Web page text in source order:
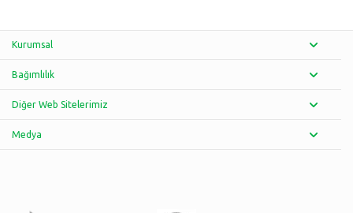
Kurumsal
Bağımlılık
Diğer Web Sitelerimiz
Medya